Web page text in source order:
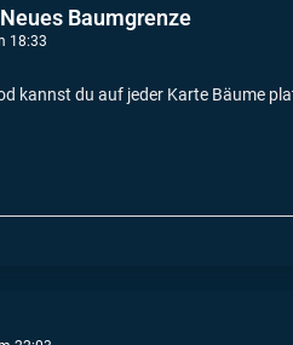
Baumgrenze
18:33
kannst du auf jeder Karte Bäume